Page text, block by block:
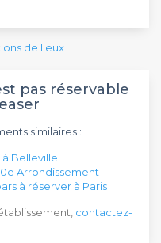
de lieux
pas réservable
similaires :
à Belleville
Arrondissement
à réserver à Paris
contactez-